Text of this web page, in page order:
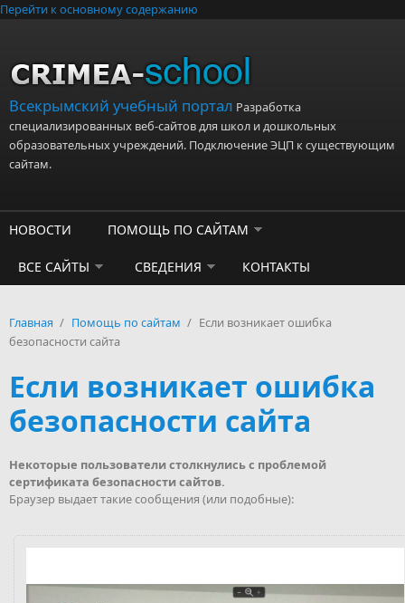
Перейти к основному содержанию
Всекрымский учебный портал Разработка
специализированных веб-сайтов для школ и дошкольных
образовательных учреждений. Подключение ЭЦП к существующим
сайтам.
НОВОСТИ ПОМОЩЬ ПО САЙТАМ
ВСЕ САЙТЫ СВЕДЕНИЯ КОНТАКТЫ
Главная / Помощь по сайтам / Если возникает ошибка
безопасности сайта
Если возникает ошибка
безопасности сайта
Некоторые пользователи столкнулись с проблемой
сертификата безопасности сайтов.
Браузер выдает такие сообщения (или подобные):